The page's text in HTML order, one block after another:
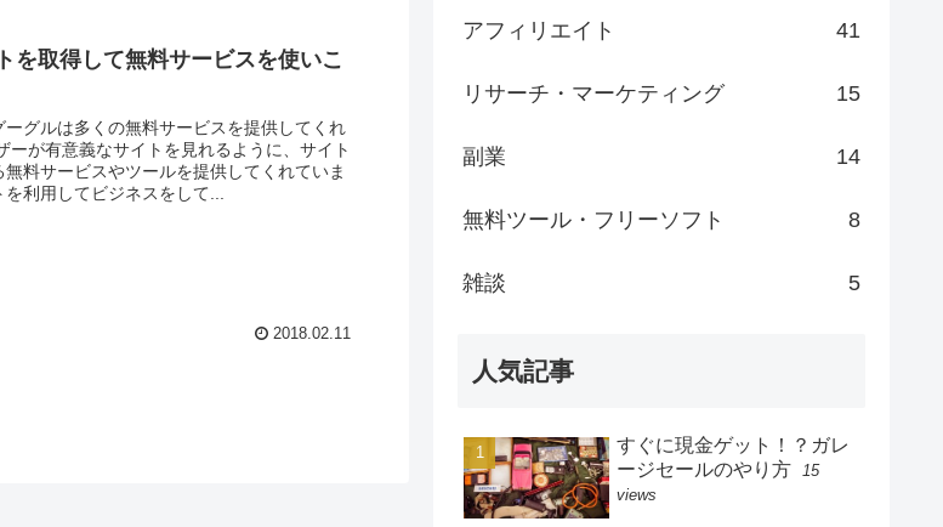
を取得して無料サービスを使いこ
グルは多くの無料サービスを提供してくれ
ーが有意義なサイトを見れるように、サイト
料サービスやツールを提供してくれていま
利用してビジネスをして...
2018.02.11
アフィリエイト 41
リサーチ・マーケティング 15
副業 14
無料ツール・フリーソフト 8
雑談 5
人気記事
すぐに現金ゲット！？ガレ
ージセールのやり方
15
views